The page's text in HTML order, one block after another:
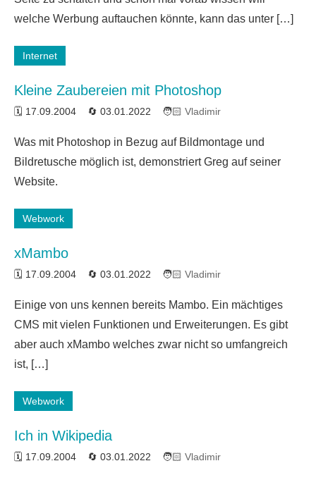
welche Werbung auftauchen könnte, kann das unter […]
Internet
Kleine Zaubereien mit Photoshop
17.09.2004 03.01.2022 Vladimir
Ein
Was mit Photoshop in Bezug auf Bildmontage und
Bildretusche möglich ist, demonstriert Greg auf seiner
Website.
Webwork
xMambo
17.09.2004 03.01.2022 Vladimir
Ein
Einige von uns kennen bereits Mambo. Ein mächtiges
CMS mit vielen Funktionen und Erweiterungen. Es gibt
aber auch xMambo welches zwar nicht so umfangreich
ist, […]
Webwork
Ich in Wikipedia
17.09.2004 03.01.2022 Vladimir